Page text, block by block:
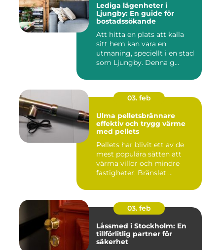
Lediga lägenheter i
Ljungby: En guide för
bostadssökande
Att hitta en plats att kalla
sitt hem kan vara en
utmaning, speciellt i en stad
som Ljungby. Denna g...
03. feb
Ulma pelletsbrännare
effektiv och trygg värme
med pellets
Pellets har blivit ett av de
mest populära sätten att
värma villor och mindre
fastigheter. Bränslet ...
03. feb
Låssmed i Stockholm: En
tillförlitlig partner för
säkerhet